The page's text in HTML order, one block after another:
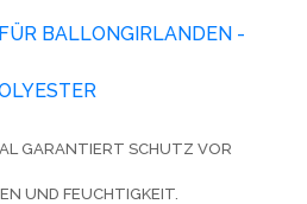
BALLONGIRLANDEN -
GARANTIERT SCHUTZ VOR
UND FEUCHTIGKEIT.